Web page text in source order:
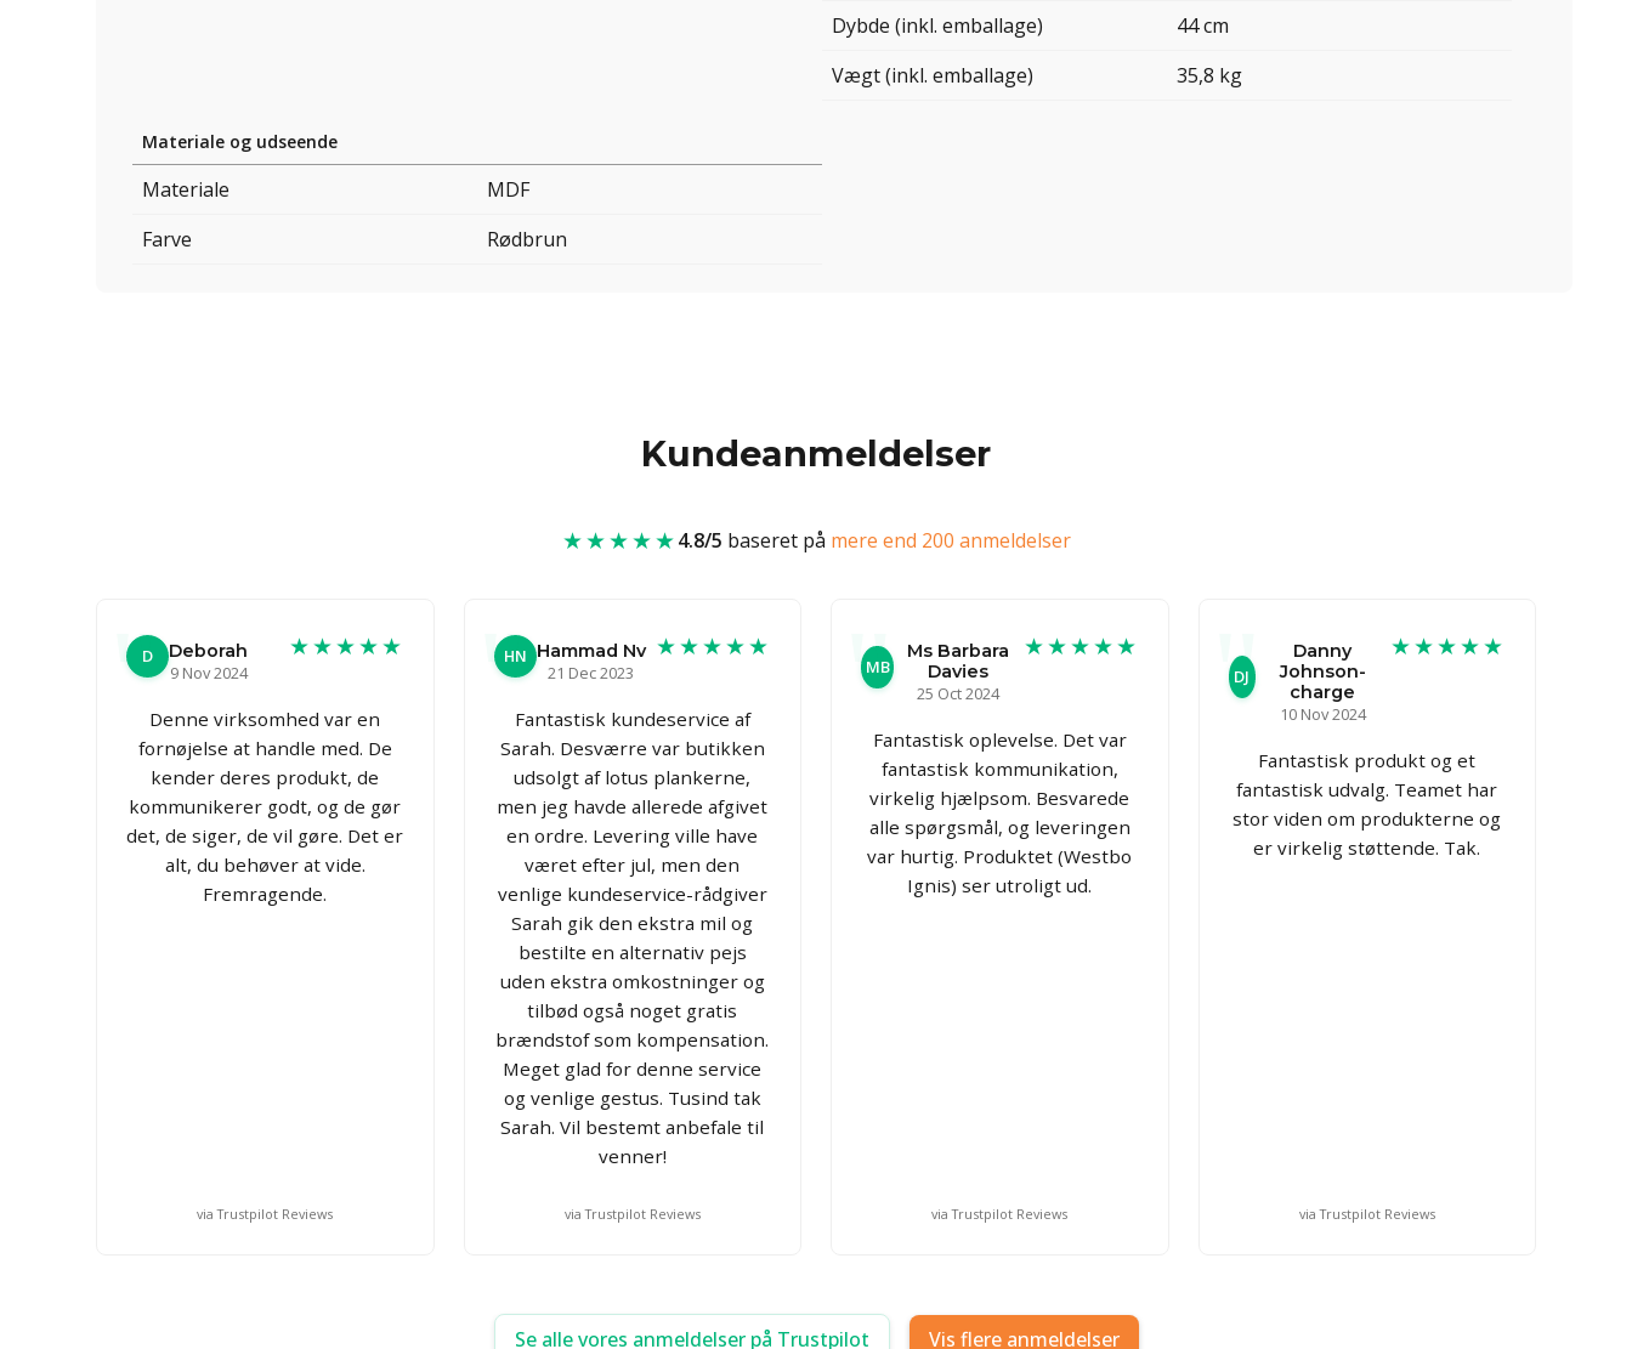
Dybde (inkl. emballage)
44 cm
Vægt (inkl. emballage)
35,8 kg
Materiale og udseende
Materiale
MDF
Farve
Rødbrun
Kundeanmeldelser
★★★★★4.8/5 baseret på mere end 200 anmeldelser
D
Deborah
9 Nov 2024
★★★★★
Denne virksomhed var en
fornøjelse at handle med. De
kender deres produkt, de
kommunikerer godt, og de gør
det, de siger, de vil gøre. Det er
alt, du behøver at vide.
Fremragende.
via Trustpilot Reviews
HN Hammad Nv
21 Dec 2023
★★★★★
Fantastisk kundeservice af
Sarah. Desværre var butikken
udsolgt af lotus plankerne,
men jeg havde allerede afgivet
en ordre. Levering ville have
været efter jul, men den
venlige kundeservice-rådgiver
Sarah gik den ekstra mil og
bestilte en alternativ pejs
uden ekstra omkostninger og
tilbød også noget gratis
brændstof som kompensation.
Meget glad for denne service
og venlige gestus. Tusind tak
Sarah. Vil bestemt anbefale til
venner!
via Trustpilot Reviews
MB
Ms Barbara
Davies
25 Oct 2024
★★★★★
Fantastisk oplevelse. Det var
fantastisk kommunikation,
virkelig hjælpsom. Besvarede
alle spørgsmål, og leveringen
var hurtig. Produktet (Westbo
Ignis) ser utroligt ud.
via Trustpilot Reviews
DJ
Danny
Johnson-
charge
10 Nov 2024
★★★★★
Fantastisk produkt og et
fantastisk udvalg. Teamet har
stor viden om produkterne og
er virkelig støttende. Tak.
via Trustpilot Reviews
Se alle vores anmeldelser på Trustpilot Vis flere anmeldelser